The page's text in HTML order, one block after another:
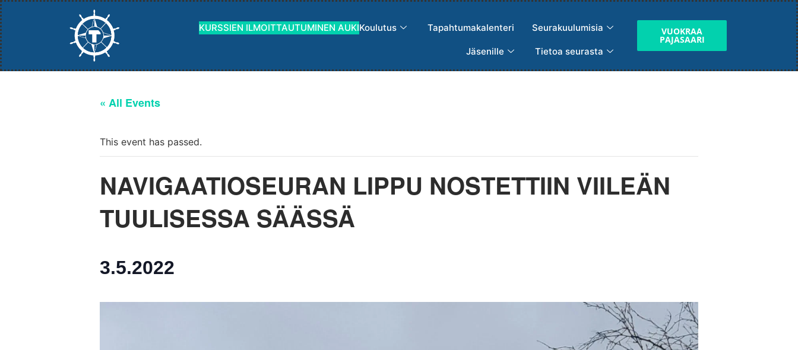
KURSSIEN ILMOITTAUTUMINEN AUKIKoulutus Tapahtumakalenteri Seurakuulumisia
Jäsenille Tietoa seurasta
VUOKRAA
PAJASAARI
« All Events
This event has passed.
NAVIGAATIOSEURAN LIPPU NOSTETTIIN VIILEÄN
TUULISESSA SÄÄSSÄ
3.5.2022